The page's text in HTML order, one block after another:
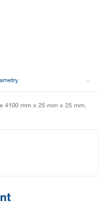
4100 mm x 25 mm x 25 mm.